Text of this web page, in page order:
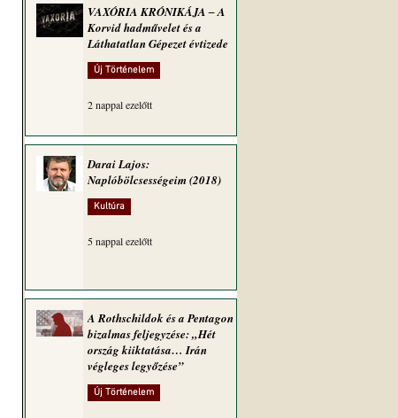
VAXÓRIA KRÓNIKÁJA ‒ A
Korvid hadművelet és a
Láthatatlan Gépezet évtizede
Új Történelem
2 nappal ezelőtt
Darai Lajos:
Naplóbölcsességeim (2018)
Kultúra
5 nappal ezelőtt
A Rothschildok és a Pentagon
bizalmas feljegyzése: „Hét
ország kiiktatása… Irán
végleges legyőzése”
Új Történelem